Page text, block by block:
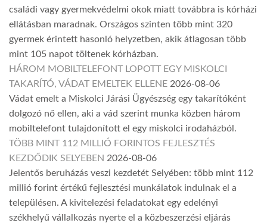
családi vagy gyermekvédelmi okok miatt továbbra is kórházi
ellátásban maradnak. Országos szinten több mint 320
gyermek érintett hasonló helyzetben, akik átlagosan több
mint 105 napot töltenek kórházban.
HÁROM MOBILTELEFONT LOPOTT EGY MISKOLCI
TAKARÍTÓ, VÁDAT EMELTEK ELLENE 2026-08-06
Vádat emelt a Miskolci Járási Ügyészség egy takarítóként
dolgozó nő ellen, aki a vád szerint munka közben három
mobiltelefont tulajdonított el egy miskolci irodaházból.
TÖBB MINT 112 MILLIÓ FORINTOS FEJLESZTÉS
KEZDŐDIK SELYEBEN 2026-08-06
Jelentős beruházás veszi kezdetét Selyében: több mint 112
millió forint értékű fejlesztési munkálatok indulnak el a
településen. A kivitelezési feladatokat egy edelényi
székhelyű vállalkozás nyerte el a közbeszerzési eljárás